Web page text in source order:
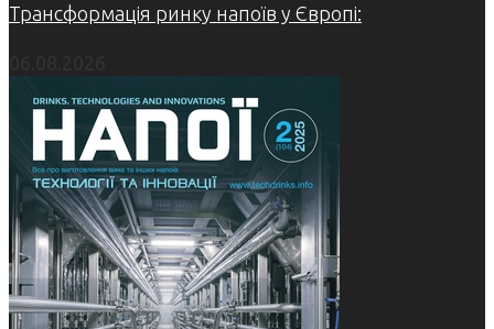
Трансформація ринку напоїв у Європі: